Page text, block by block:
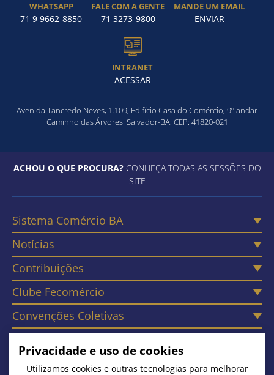
WHATSAPP
71 9 9662-8850
FALE COM A GENTE
71 3273-9800
MANDE UM EMAIL
ENVIAR
INTRANET
ACESSAR
Avenida Tancredo Neves, 1.109, Edifício Casa do Comércio, 9º andar
Caminho das Árvores. Salvador-BA, CEP: 41820-021
ACHOU O QUE PROCURA?CONHEÇA TODAS AS SESSÕES DO
SITE
Sistema Comércio BA
Notícias
Contribuições
Clube Fecomércio
Convenções Coletivas
Contato
Privacidade e uso de cookies
Utilizamos cookies e outras tecnologias para melhorar